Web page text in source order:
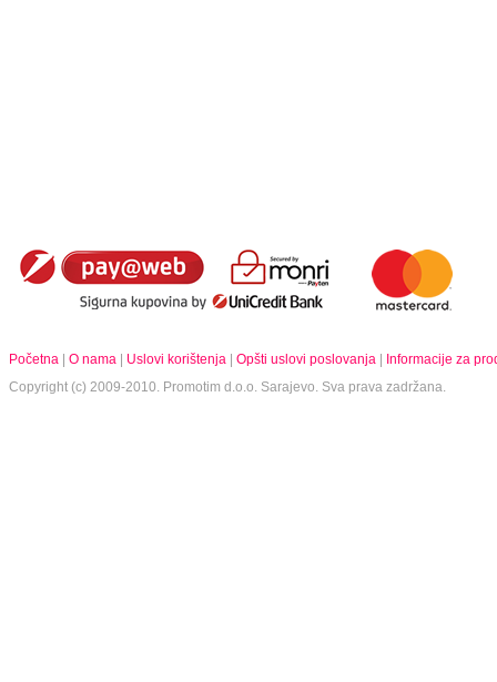
Početna O nama Uslovi korištenja Opšti uslovi poslovanja
Informacije za
Copyright (c) 2009-2010. Promotim d.o.o. Sarajevo. Sva prava zadržana.